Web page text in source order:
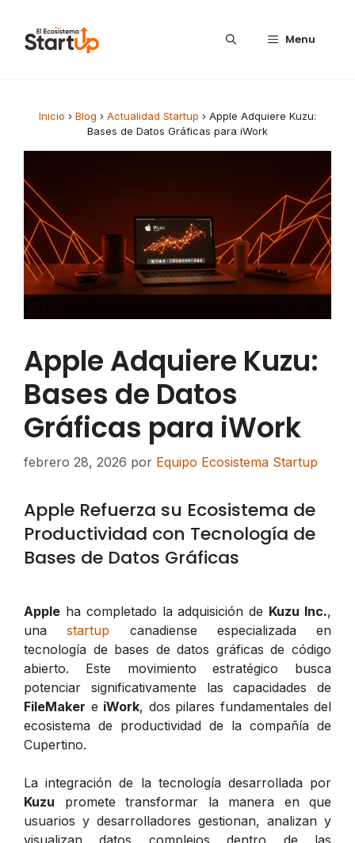
Menu
Inicio › Blog › Actualidad Startup › Apple Adquiere Kuzu:
Bases de Datos Gráficas para iWork
Apple Adquiere Kuzu:
Bases de Datos
Gráficas para iWork
febrero 28, 2026 por Equipo Ecosistema Startup
Apple Refuerza su Ecosistema de
Productividad con Tecnología de
Bases de Datos Gráficas
Apple ha completado la adquisición de Kuzu Inc.,
unastartup canadiense especializada en
tecnología de bases de datos gráficas de código
abierto. Este movimiento estratégico busca
potenciar significativamente las capacidades de
FileMaker e iWork, dos pilares fundamentales del
ecosistema de productividad de la compañía de
Cupertino.
La integración de la tecnología desarrollada por
Kuzu promete transformar la manera en que
usuarios y desarrolladores gestionan, analizan y
visualizan datos complejos dentro de las